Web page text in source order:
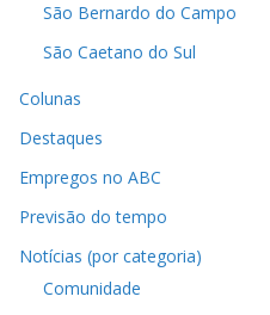
São Bernardo do Campo
São Caetano do Sul
Colunas
Destaques
Empregos no ABC
Previsão do tempo
Notícias (por categoria)
Comunidade